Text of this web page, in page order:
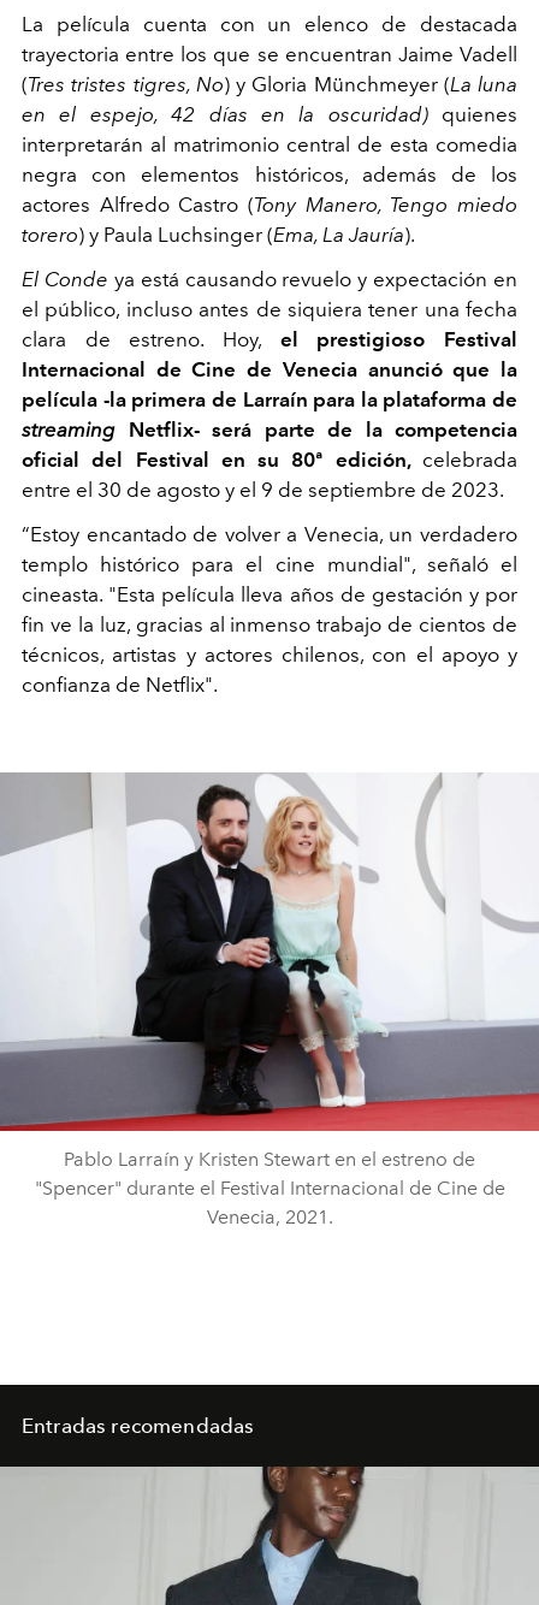
La película cuenta con un elenco de destacada
trayectoria entre los que se encuentran Jaime Vadell
(Tres tristes tigres, No) y Gloria Münchmeyer (La luna
en el espejo, 42 días en la oscuridad)quienes
interpretarán al matrimonio central de esta comedia
negra con elementos históricos, además de los
actores Alfredo Castro (Tony Manero, Tengo miedo
torero) y Paula Luchsinger (Ema, La Jauría).
El Conde ya está causando revuelo y expectación en
el público, incluso antes de siquiera tener una fecha
clara de estreno. Hoy, el prestigioso Festival
Internacional de Cine de Venecia anunció que la
película -la primera de Larraín para la plataforma de
streaming Netflix- será parte de la competencia
oficial del Festival en su 80ª edición, celebrada
entre el 30 de agosto y el 9 de septiembre de 2023.
“Estoy encantado de volver a Venecia, un verdadero
templo histórico para el cine mundial", señaló el
cineasta. "Esta película lleva años de gestación y por
fin ve la luz, gracias al inmenso trabajo de cientos de
técnicos, artistas y actores chilenos, con el apoyo y
confianza de Netflix".
Pablo Larraín y Kristen Stewart en el estreno de
"Spencer" durante el Festival Internacional de Cine de
Venecia, 2021.
Entradas recomendadas